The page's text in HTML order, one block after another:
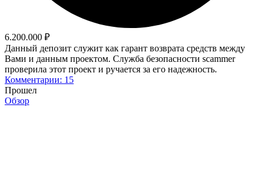
6.200.000 ₽
Данный депозит служит как гарант возврата средств между
Вами и данным проектом. Служба безопасности scammer
проверила этот проект и ручается за его надежность.
Комментарии: 15
Прошел
Обзор